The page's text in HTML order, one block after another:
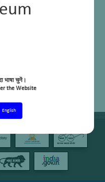
भाषा चुनें।
the Website
English